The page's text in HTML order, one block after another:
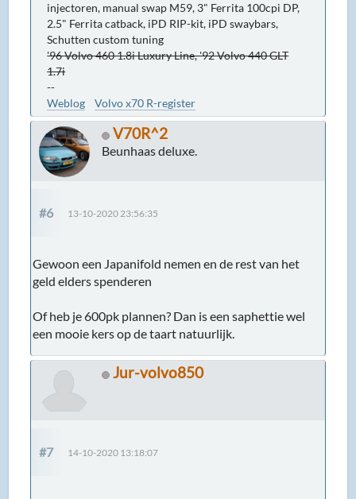
injectoren, manual swap M59, 3" Ferrita 100cpi DP,
2.5" Ferrita catback, iPD RIP-kit, iPD swaybars,
Schutten custom tuning
'96 Volvo 460 1.8i Luxury Line, '92 Volvo 440 GLT
1.7i
--
Weblog
Volvo x70 R-register
V70R^2
Beunhaas deluxe.
#6 13-10-2020 23:56:35
Gewoon een Japanifold nemen en de rest van het
geld elders spenderen
Of heb je 600pk plannen? Dan is een saphettie wel
een mooie kers op de taart natuurlijk.
Jur-volvo850
#7 14-10-2020 13:18:07